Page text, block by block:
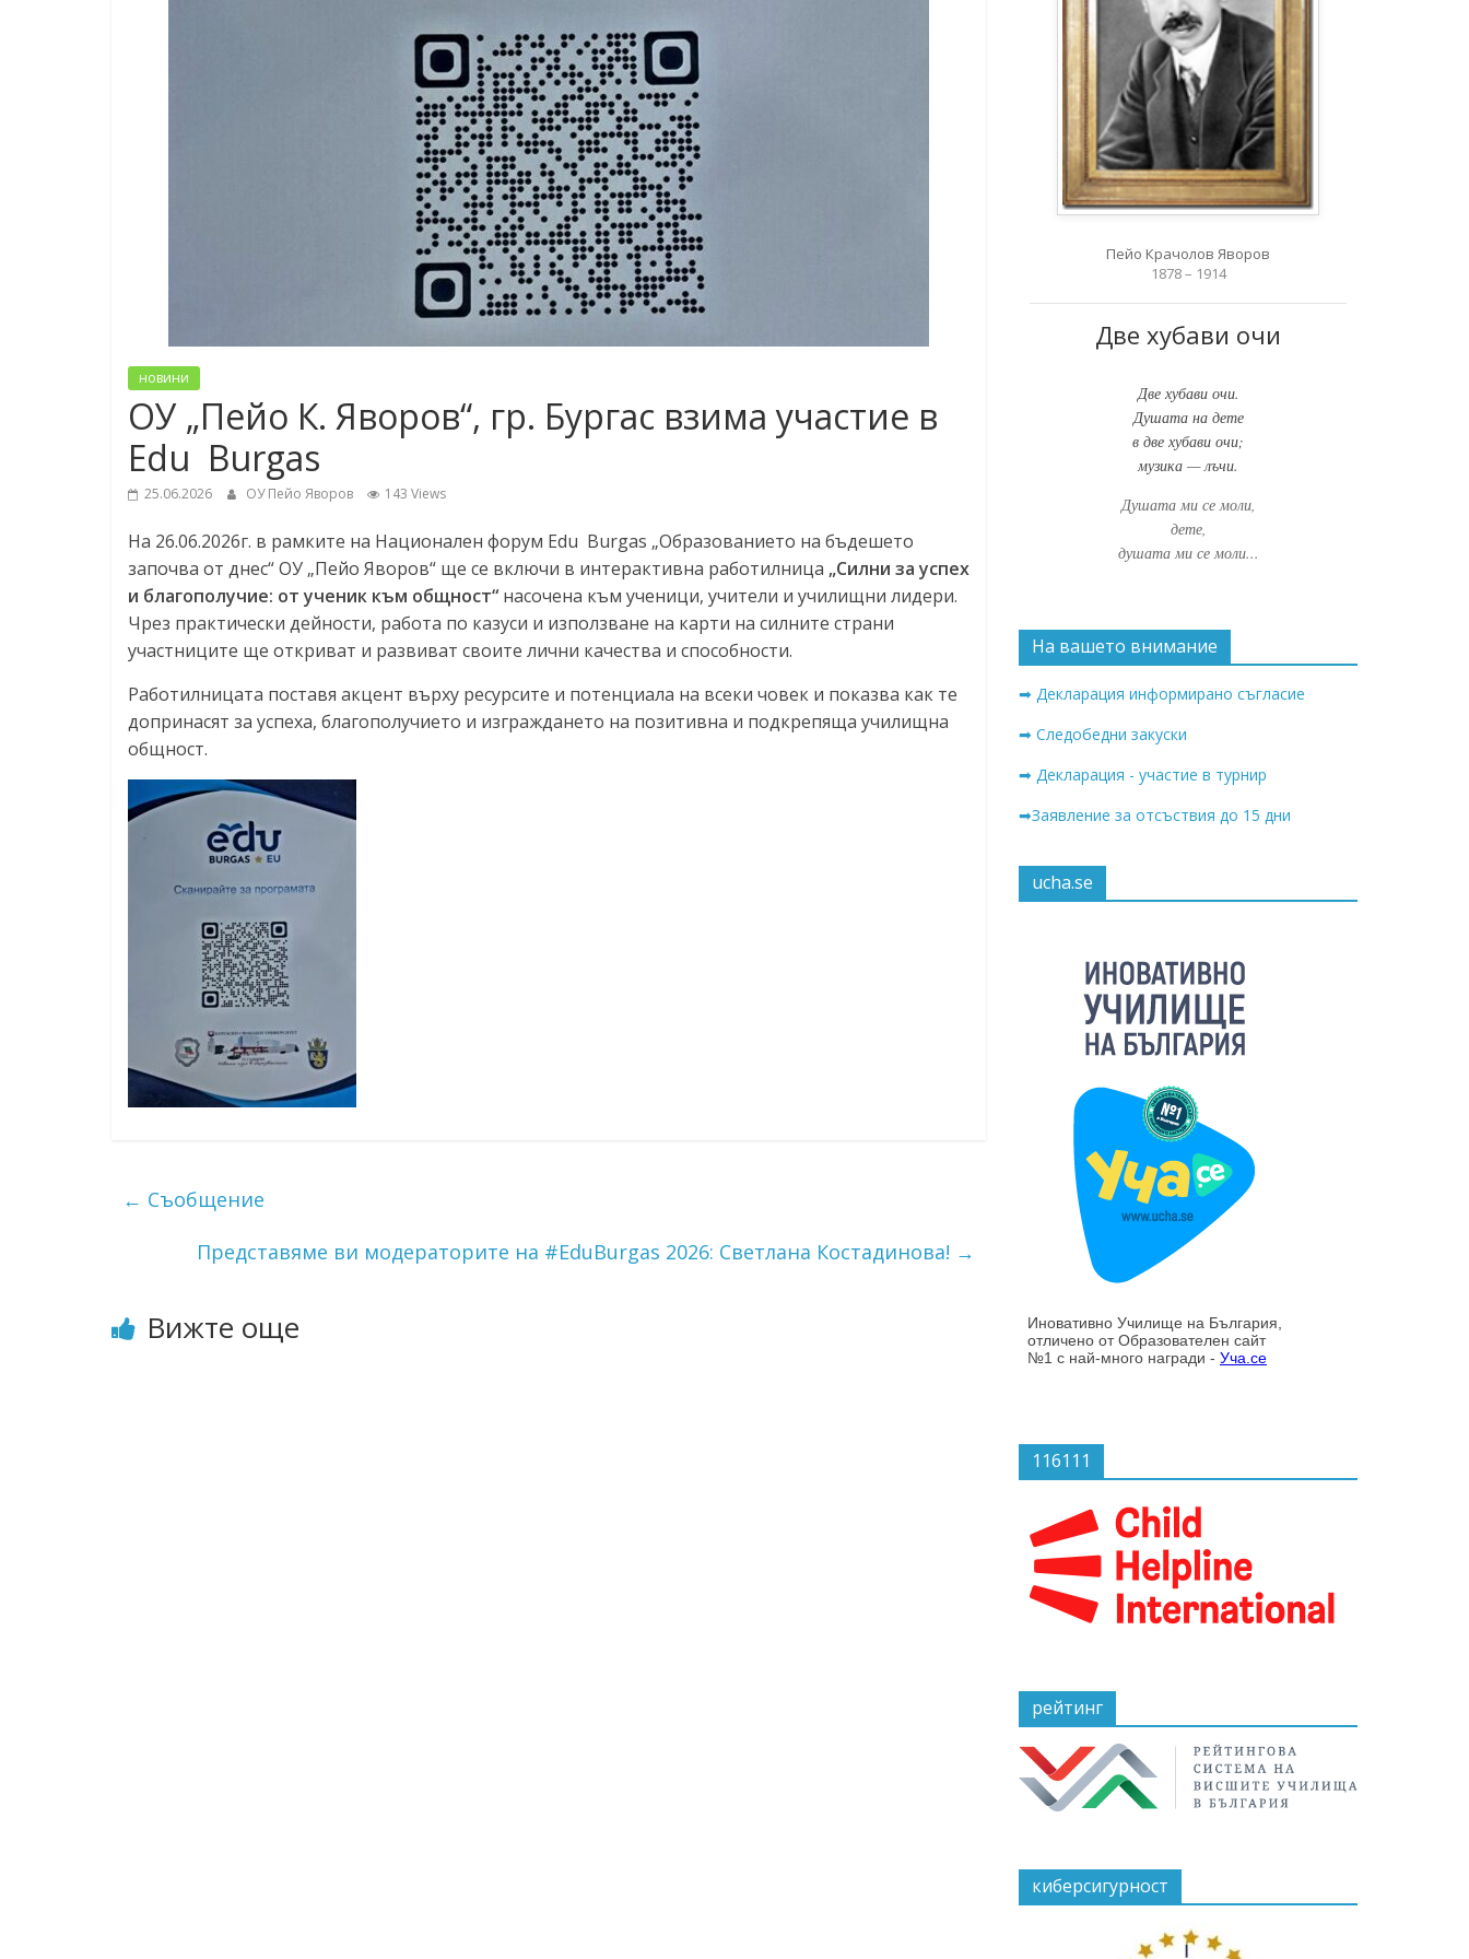
новини
ОУ „Пейо К. Яворов“, гр. Бургас взима участие в
Edu Burgas
25.06.2026 ОУ Пейо Яворов 143 Views
На 26.06.2026г. в рамките на Национален форум Edu Burgas „Образованието на бъдешето
започва от днес“ ОУ „Пейо Яворов“ ще се включи в интерактивна работилница „Силни за успех
и благополучие: от ученик към общност“ насочена към ученици, учители и училищни лидери.
Чрез практически дейности, работа по казуси и използване на карти на силните страни
участниците ще откриват и развиват своите лични качества и способности.
Работилницата поставя акцент върху ресурсите и потенциала на всеки човек и показва как те
допринасят за успеха, благополучието и изграждането на позитивна и подкрепяща училищна
общност.
← Съобщение
Представяме ви модераторите на #EduBurgas 2026: Светлана Костадинова! →
Вижте още
Пейо Крачолов Яворов
1878 – 1914
Две хубави очи
Две хубави очи.
Душата на дете
в две хубави очи;
музика — лъчи.
Душата ми се моли,
дете,
душата ми се моли...
На вашето внимание
➡ Декларация информирано съгласие
➡ Следобедни закуски
➡ Декларация - участие в турнир
➡Заявление за отсъствия до 15 дни
ucha.se
116111
рейтинг
киберсигурност